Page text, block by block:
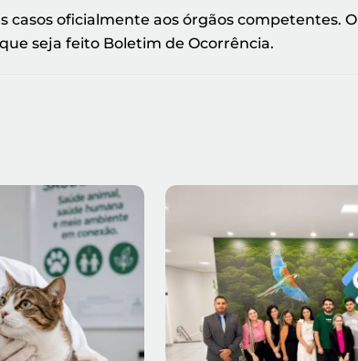
oficialmente aos órgãos competentes.
seja feito Boletim de Ocorrência.